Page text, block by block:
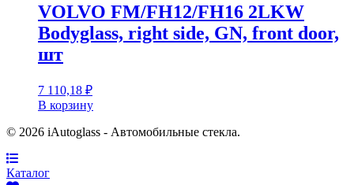
VOLVO FM/FH12/FH16 2LKW
Bodyglass, right side, GN, front door,
шт
7 110,18 ₽
В корзину
© 2026 iAutoglass - Автомобильные стекла.
Каталог